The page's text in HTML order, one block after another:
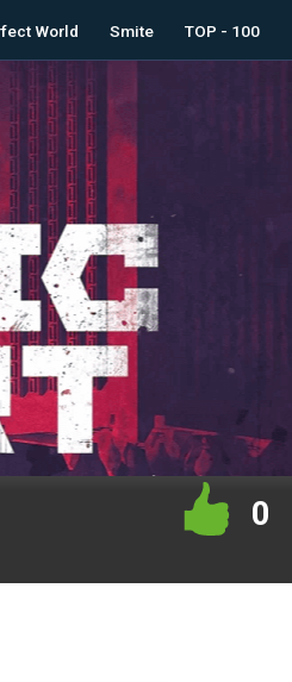
World Smite TOP - 100
0